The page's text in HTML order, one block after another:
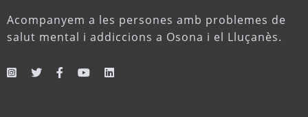
Acompanyem a les persones amb problemes de
salut mental i addiccions a Osona i el Lluçanès.